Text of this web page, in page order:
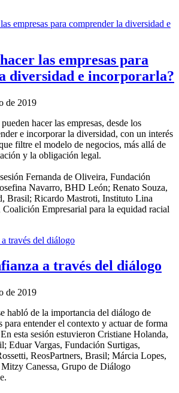
las empresas para
diversidad e incorporarla?
de 2019
hacer las empresas, desde los
e incorporar la diversidad, con un interés
filtre el modelo de negocios, más allá de
y la obligación legal.
Fernanda de Oliveira, Fundación
Navarro, BHD León; Renato Souza,
Brasil; Ricardo Mastroti, Instituto Lina
Empresarial para la equidad racial
a través del diálogo
de 2019
habló de la importancia del diálogo de
para entender el contexto y actuar de forma
esta sesión estuvieron Cristiane Holanda,
Eduar Vargas, Fundación Surtigas,
ReosPartners, Brasil; Márcia Lopes,
Canessa, Grupo de Diálogo